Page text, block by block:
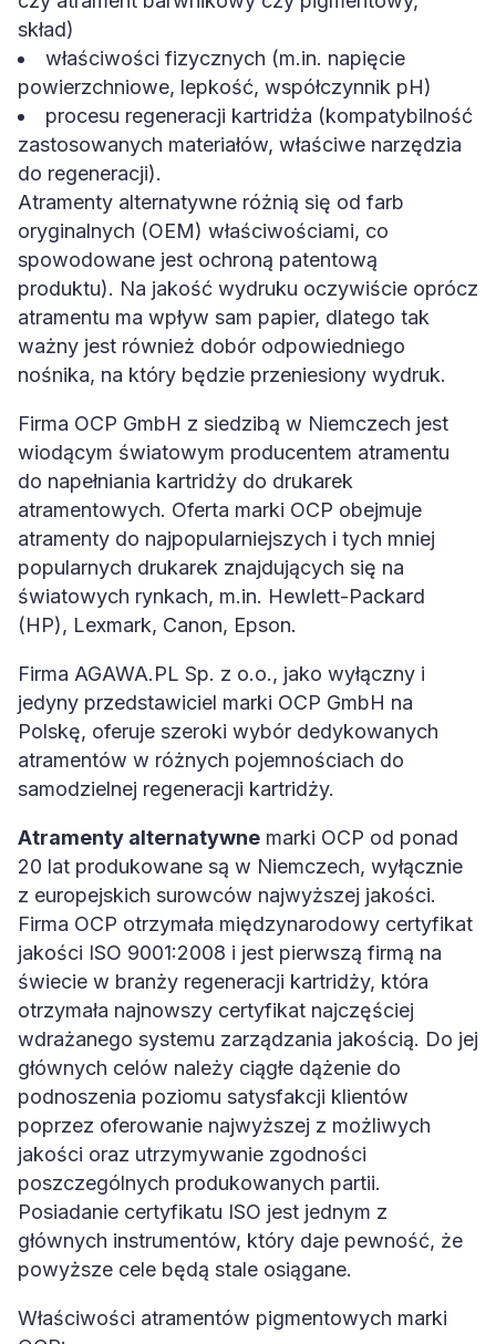
skład)
właściwości fizycznych (m.in. napięcie
powierzchniowe, lepkość, współczynnik pH)
procesu regeneracji kartridża (kompatybilność
zastosowanych materiałów, właściwe narzędzia
do regeneracji).
Atramenty alternatywne różnią się od farb
oryginalnych (OEM) właściwościami, co
spowodowane jest ochroną patentową
produktu). Na jakość wydruku oczywiście oprócz
atramentu ma wpływ sam papier, dlatego tak
ważny jest również dobór odpowiedniego
nośnika, na który będzie przeniesiony wydruk.
Firma OCP GmbH z siedzibą w Niemczech jest
wiodącym światowym producentem atramentu
do napełniania kartridży do drukarek
atramentowych. Oferta marki OCP obejmuje
atramenty do najpopularniejszych i tych mniej
popularnych drukarek znajdujących się na
światowych rynkach, m.in. Hewlett-Packard
(HP), Lexmark, Canon, Epson.
Firma AGAWA.PL Sp. z o.o., jako wyłączny i
jedyny przedstawiciel marki OCP GmbH na
Polskę, oferuje szeroki wybór dedykowanych
atramentów w różnych pojemnościach do
samodzielnej regeneracji kartridży.
Atramenty alternatywne marki OCP od ponad
20 lat produkowane są w Niemczech, wyłącznie
z europejskich surowców najwyższej jakości.
Firma OCP otrzymała międzynarodowy certyfikat
jakości ISO 9001:2008 i jest pierwszą firmą na
świecie w branży regeneracji kartridży, która
otrzymała najnowszy certyfikat najczęściej
wdrażanego systemu zarządzania jakością. Do jej
głównych celów należy ciągłe dążenie do
podnoszenia poziomu satysfakcji klientów
poprzez oferowanie najwyższej z możliwych
jakości oraz utrzymywanie zgodności
poszczególnych produkowanych partii.
Posiadanie certyfikatu ISO jest jednym z
głównych instrumentów, który daje pewność, że
powyższe cele będą stale osiągane.
Właściwości atramentów pigmentowych marki